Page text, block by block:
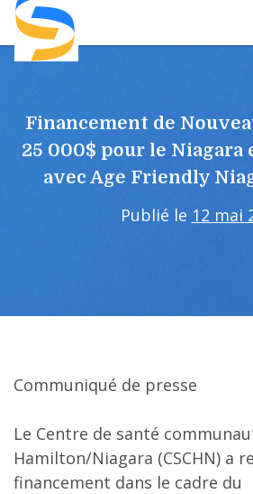
Skip
content
Financement de
25 000$ pour le Niagara
avec Age Friendly
Publié le 12 mai
Communiqué de presse
Le Centre de santé
Hamilton/Niagara (CSCHN) a
financement dans le cadre du